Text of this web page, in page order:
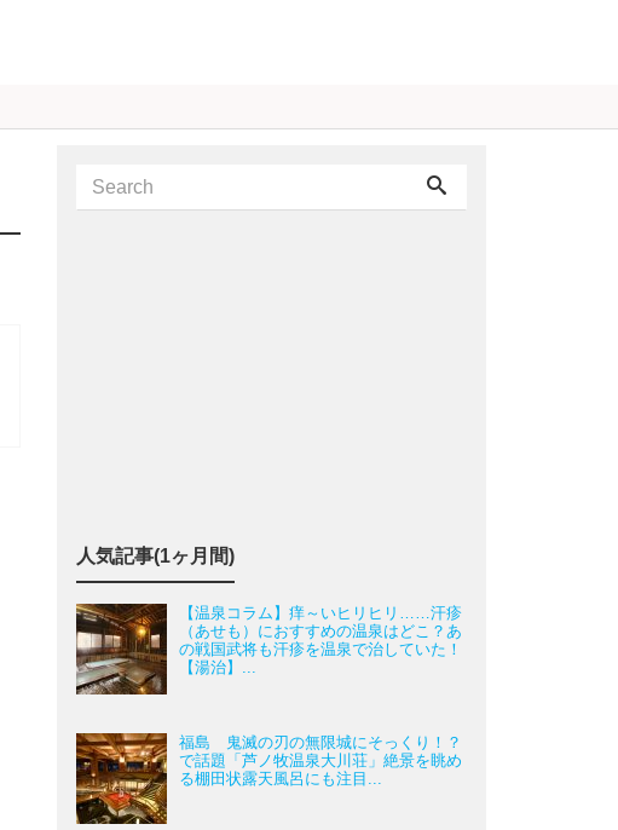
人気記事(1ヶ月間)
【温泉コラム】痒～いヒリヒリ……汗疹
（あせも）におすすめの温泉はどこ？あ
の戦国武将も汗疹を温泉で治していた！
【湯治】...
福島 鬼滅の刃の無限城にそっくり！？
で話題「芦ノ牧温泉大川荘」絶景を眺め
る棚田状露天風呂にも注目...